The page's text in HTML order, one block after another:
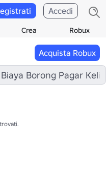
Crea Robux
Accedi
Acquista Robux